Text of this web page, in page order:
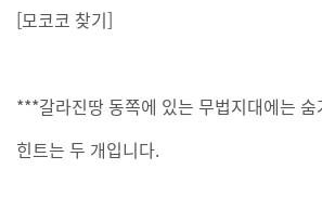
[모코코 찾기]
***갈라진땅 동쪽에 있는 무법지대에는
힌트는 두 개입니다.